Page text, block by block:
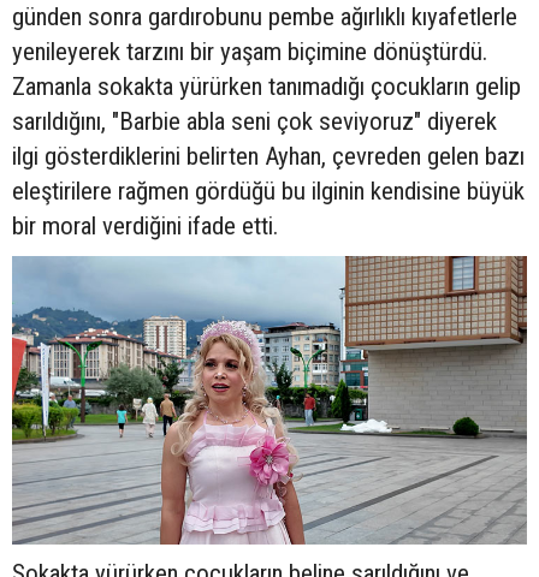
günden sonra gardırobunu pembe ağırlıklı kıyafetlerle
yenileyerek tarzını bir yaşam biçimine dönüştürdü.
Zamanla sokakta yürürken tanımadığı çocukların gelip
sarıldığını, "Barbie abla seni çok seviyoruz" diyerek
ilgi gösterdiklerini belirten Ayhan, çevreden gelen bazı
eleştirilere rağmen gördüğü bu ilginin kendisine büyük
bir moral verdiğini ifade etti.